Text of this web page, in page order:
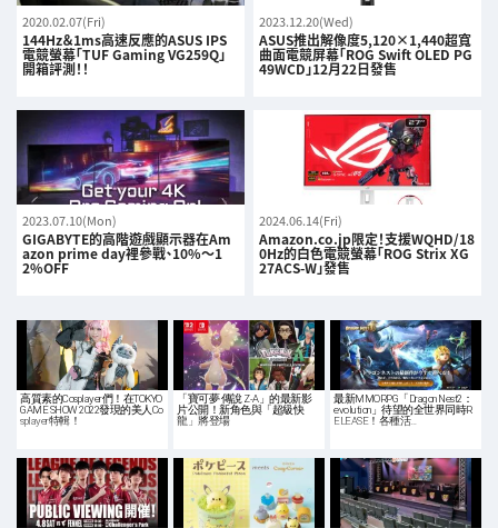
2020.02.07(Fri)
144Hz＆1ms高速反應的ASUS IPS
電競螢幕「TUF Gaming VG259Q」
開箱評測！！
2023.12.20(Wed)
ASUS推出解像度5,120×1,440超寬
曲面電競屏幕「ROG Swift OLED PG
49WCD」12月22日發售
2023.07.10(Mon)
GIGABYTE的高階遊戲顯示器在Am
azon prime day裡參戰、10%～1
2%OFF
2024.06.14(Fri)
Amazon.co.jp限定！支援WQHD/18
0Hz的白色電競螢幕「ROG Strix XG
27ACS-W」發售
高質素的Cosplayer們！在TOKYO
GAME SHOW 2022發現的美人Co
splayer特輯！
「寶可夢 傳說 Z-A」的最新影
片公開！新角色與「超級快
龍」將登場
最新MMORPG「Dragon Nest2：
evolution」待望的全世界同時R
ELEASE！各種活…